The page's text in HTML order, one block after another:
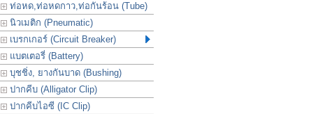
ท่อหด,ท่อหดกาว,ท่อกันร้อน (Tube)
นิวเมติก (Pneumatic)
เบรกเกอร์ (Circuit Breaker)
แบตเตอรี่ (Battery)
บุชชิ่ง, ยางกันบาด (Bushing)
ปากคีบ (Alligator Clip)
ปากคีบไอซี (IC Clip)